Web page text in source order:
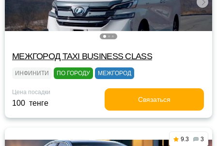
МЕЖГОРОД TAXI BUSINESS CLASS
ИНФИНИТИ ПО ГОРОДУ МЕЖГОРОД
Цена посадки
100 тенге Связаться
9.3 3